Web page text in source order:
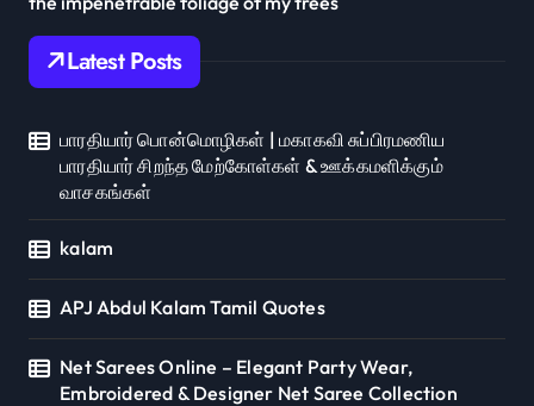
Latest Posts
பாரதியார் பொன்மொழிகள் | மகாகவி சுப்பிரமணிய
பாரதியார் சிறந்த மேற்கோள்கள் & ஊக்கமளிக்கும்
வாசகங்கள்
kalam
APJ Abdul Kalam Tamil Quotes
Net Sarees Online – Elegant Party Wear,
Embroidered & Designer Net Saree Collection